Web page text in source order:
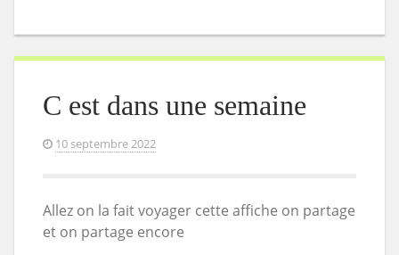
C est dans une semaine
10 septembre 2022
Allez on la fait voyager cette affiche on partage
et on partage encore